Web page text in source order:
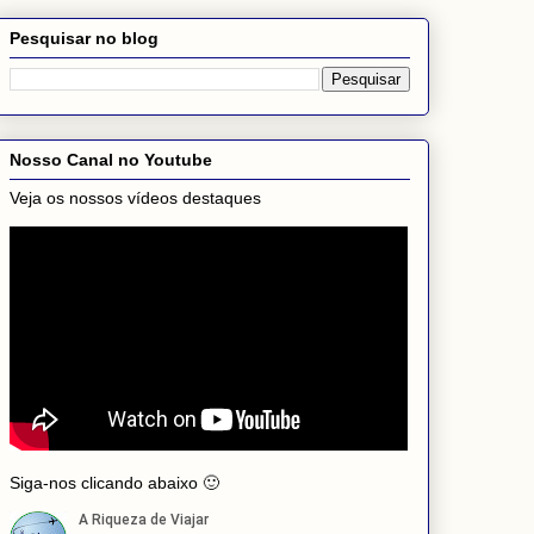
Pesquisar no blog
Nosso Canal no Youtube
Veja os nossos vídeos destaques
Siga-nos clicando abaixo 🙂